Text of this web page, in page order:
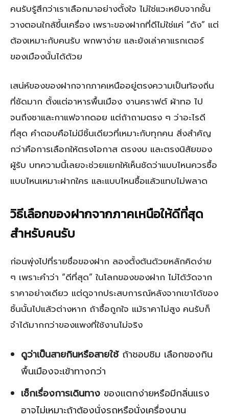
คนรับรู้สึกว่าเราเลือกมาอย่างตั้งใจ ไม่ใช่แวะหยิบจากชั้น
วางตอนใกล้ขึ้นเครื่อง เพราะของฝากที่ดีไม่ใช่แค่ “ดัง” แต่
ต้องเหมาะกับคนรับ พกพาง่าย และยังเล่าคาแรกเตอร์
ของเมืองนั้นได้ด้วย
เสน่ห์ของของฝากจากภาคเหนืออยู่ตรงความเป็นท้องถิ่น
ที่ชัดมาก ตั้งแต่อาหารพื้นเมือง งานคราฟต์ ผ้าทอ ไป
จนถึงชาและกาแฟจากดอย แต่ถ้าถามตรง ๆ ว่าอะไรดี
ที่สุด คำตอบคือไม่มีชิ้นเดียวที่เหมาะกับทุกคน สิ่งสำคัญ
กว่าคือการเลือกให้ตรงโอกาส ตรงงบ และตรงนิสัยของ
ผู้รับ บทความนี้เลยจะช่วยแยกให้เห็นชัดว่าแบบไหนควรซื้อ
แบบไหนเหมาะฝากใคร และแบบไหนซื้อแล้วแทบไม่พลาด
วิธีเลือกของฝากจากภาคเหนือให้ดีที่สุด
สำหรับคนรับ
ก่อนพุ่งไปที่รายชื่อของฝาก ลองตั้งต้นด้วยหลักคิดง่าย
ๆ เพราะคำว่า “ดีที่สุด” ในโลกของของฝาก ไม่ได้วัดจาก
ราคาอย่างเดียว แต่ดูจากประสบการณ์หลังจากเขาได้ของ
ชิ้นนั้นไปแล้วต่างหาก ถ้าซื้อถูกใจ แม้ราคาไม่สูง คนรับก็
จำได้มากกว่าของแพงที่ใช้งานไม่จริง
ดูว่าเป็นสายกินหรือสายใช้ถ้าชอบชิม เลือกของกิน
พื้นเมืองจะเข้าทางกว่า
เช็กเรื่องการเดินทาง ของแตกง่ายหรือมีกลิ่นแรง
อาจไม่เหมาะถ้าต้องนั่งรถหรือนั่งเครื่องนาน